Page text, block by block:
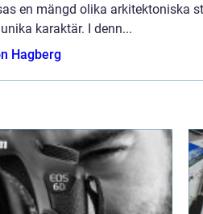
en mängd olika arkitektoniska
karaktär. I denn...
Hagberg